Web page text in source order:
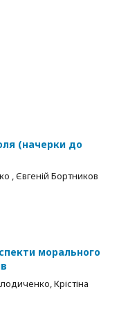
(начерки до
, Євгеній Бортников
морального
Крістіна